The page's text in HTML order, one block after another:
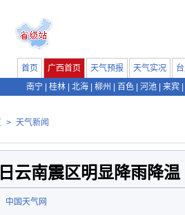
首页 广西首页 天气预报 天气实况
南宁
桂林 北海 柳州 百色 河池 来宾
> 天气新闻
云南震区明显降雨降
中国天气网